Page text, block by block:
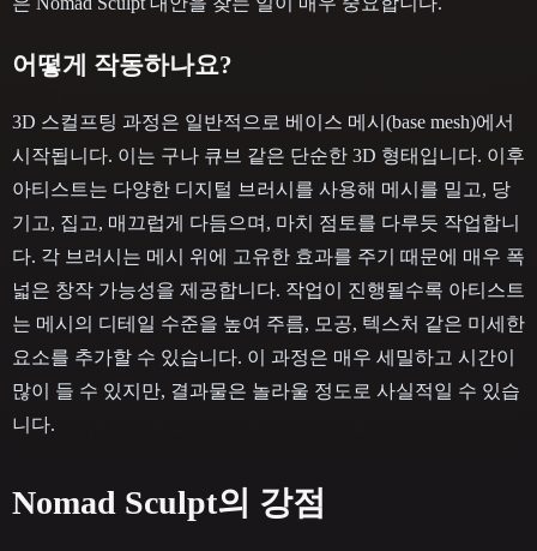
어떻게 작동하나요?
3D 스컬프팅 과정은 일반적으로 베이스 메시(base mesh)에서
시작됩니다. 이는 구나 큐브 같은 단순한 3D 형태입니다. 이후
아티스트는 다양한 디지털 브러시를 사용해 메시를 밀고, 당
기고, 집고, 매끄럽게 다듬으며, 마치 점토를 다루듯 작업합니
다. 각 브러시는 메시 위에 고유한 효과를 주기 때문에 매우 폭
넓은 창작 가능성을 제공합니다. 작업이 진행될수록 아티스트
는 메시의 디테일 수준을 높여 주름, 모공, 텍스처 같은 미세한
요소를 추가할 수 있습니다. 이 과정은 매우 세밀하고 시간이
많이 들 수 있지만, 결과물은 놀라울 정도로 사실적일 수 있습
니다.
Nomad Sculpt의 강점